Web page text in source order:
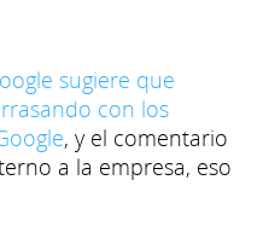
sugiere que
con los
, y el comentario
a la empresa, eso